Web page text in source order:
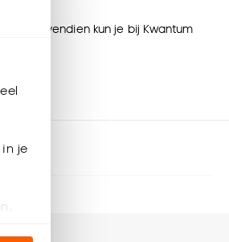
je
Bovendien kun je bij Kwantum
of